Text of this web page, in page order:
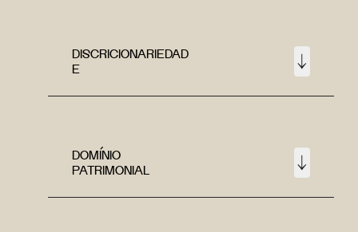
DISCRICIONARIEDAD
E
DOMÍNIO
PATRIMONIAL